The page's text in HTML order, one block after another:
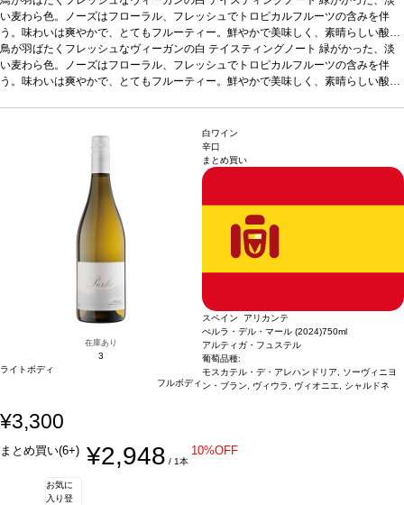
い麦わら色。ノーズはフローラル、フレッシュでトロピカルフルーツの含みを伴
う。味わいは爽やかで、とてもフルーティー。鮮やかで美味しく、素晴らしい酸味
との組み合わせは完璧で、長い余韻が続く。合う料理魚のマリネ（カレイ、スズ
キ、鯛）、タラと海老のクリーム煮、魚介類、燻製、チキン、牛肉の煮込み、マリ
ナラソースパスタなどと好相性葡萄品種アイレン認証オーガニック、WfCP認
鳥が羽ばたくフレッシュなヴィーガンの白 テイスティングノート 緑がかった、淡
い麦わら色。ノーズはフローラル、フレッシュでトロピカルフルーツの含みを伴
う。味わいは爽やかで、とてもフルーティー。鮮やかで美味しく、素晴らしい酸味
アイレン
証、ヴィーガン認証 *本ヴィンテージが在庫切れの場合、在庫があり価格が同様の
場合は自動的に次のヴィンテージに変更されます、ご了承ください。
在庫あり
3
ライトボディ
フルボディ
白ワイン
辛口
まとめ買い
スペイン アリカンテ
ぺルラ・デル・マール (2024)750ml
アルティガ・フュステル
葡萄品種:
モスカテル・デ・アレハンドリア, ソーヴィニヨ
ン・ブラン, ヴィウラ, ヴィオニエ, シャルドネ
¥3,300
まとめ買い(6+) ¥2,948 / 1本
10%OFF
お気に
入り登